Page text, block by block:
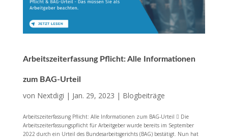
Arbeitszeiterfassung Pflicht: Alle Informationen
zum BAG-Urteil
von Nextdigi | Jan. 29, 2023 | Blogbeiträge
Arbeitszeiterfassung Pflicht: Alle Informationen zum BAG-Urteil  Die
Arbeitszeiterfassungspflicht für Arbeitgeber wurde bereits im September
2022 durch ein Urteil des Bundesarbeitsgerichts (BAG) bestätigt. Nun hat